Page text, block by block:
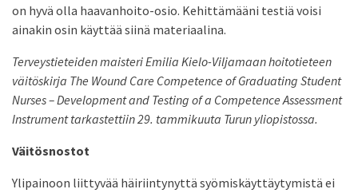
on hyvä olla haavanhoito-osio. Kehittämääni testiä voisi
ainakin osin käyttää siinä materiaalina.
Terveystieteiden maisteri Emilia Kielo-Viljamaan hoitotieteen
väitöskirja The Wound Care Competence of Graduating Student
Nurses – Development and Testing of a Competence Assessment
Instrument tarkastettiin 29. tammikuuta Turun yliopistossa.
Väitösnostot
Ylipainoon liittyvää häiriintynyttä syömiskäyttäytymistä ei